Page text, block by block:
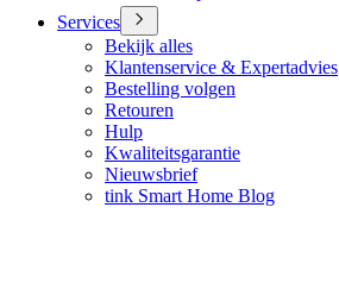
Services
Bekijk alles
Klantenservice & Expertadvies
Bestelling volgen
Retouren
Hulp
Kwaliteitsgarantie
Nieuwsbrief
tink Smart Home Blog